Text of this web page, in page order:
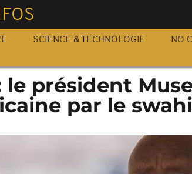
SCIENCE & TECHNOLOGIE NO
le président
par le